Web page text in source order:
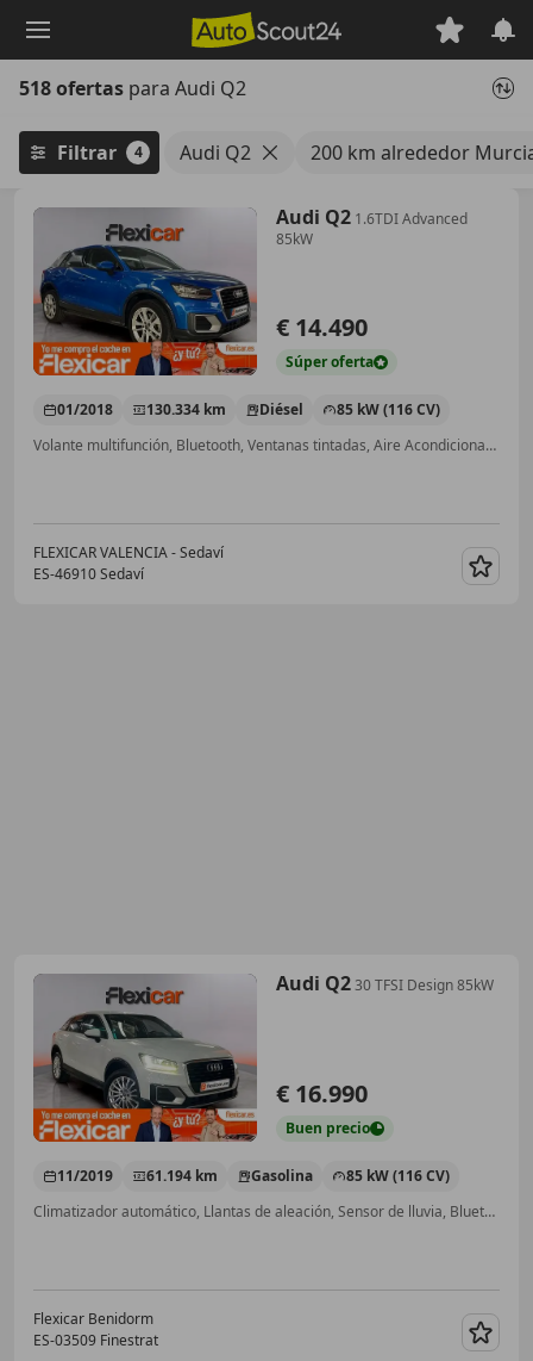
principal
518 ofertas para Audi Q2
Filtrar 4 Audi Q2 200 km alrededor
Audi Q2 1.6TDI Advanced
85kW
€ 14.490
Súperoferta
01/2018 130.334 km Diésel
85 kW (116 CV)
Volante multifunción, Bluetooth, Ventanas tintadas, Aire Acondicionado, Elevalunas eléctrico, Start/Stop automático, Sensor de lluvia
FLEXICAR VALENCIA - Sedaví
ES-46910 Sedaví
Audi Q230 TFSI Design 85kW
€ 16.990
Buen precio
11/2019 61.194 km Gasolina
85 kW (116 CV)
Climatizador automático, Llantas de aleación, Sensor de lluvia, Bluetooth, Volante multifunción, Ventanas tintadas, ABS, Cierre centralizado
Flexicar Benidorm
ES-03509 Finestrat